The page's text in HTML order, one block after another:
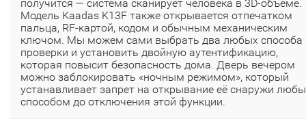
получится — система сканирует человека в 3D-объеме.
Модель Kaadas K13F также открывается отпечатком
пальца, RF-картой, кодом и обычным механическим
ключом. Мы можем сами выбрать два любых способа
проверки и установить двойную аутентификацию,
которая повысит безопасность дома. Дверь вечером
можно заблокировать «ночным режимом», который
устанавливает запрет на открывание её снаружи
способом до отключения этой функции.